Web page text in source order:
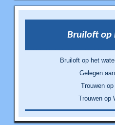
Bruiloft op
Bruiloft op het
Gelegen
Trouwen
Trouwen op